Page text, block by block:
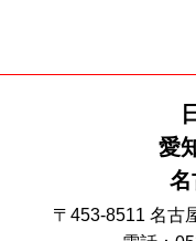
愛
名
〒453-8511 名古